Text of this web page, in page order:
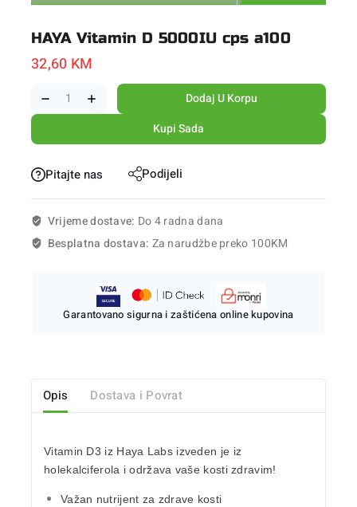
HAYA Vitamin D 5000IU cps a100
32,60 KM
Dodaj U Korpu
Kupi Sada
Pitajte nas Podijeli
Vrijeme dostave: Do 4 radna dana
Besplatna dostava: Za narudžbe preko 100KM
Garantovano sigurna i zaštićena online kupovina
Opis Dostava i Povrat
Vitamin D3 iz Haya Labs izveden je iz
holekalciferola i održava vaše kostizdravim!
Važan nutrijent za zdrave kosti